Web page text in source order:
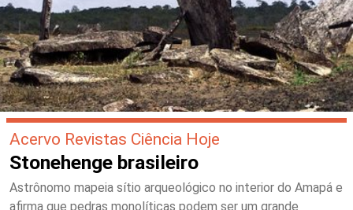
Acervo Revistas Ciência Hoje
Stonehenge brasileiro
Astrônomo mapeia sítio arqueológico no interior do Amapá e
afirma que pedras monolíticas podem ser um grande